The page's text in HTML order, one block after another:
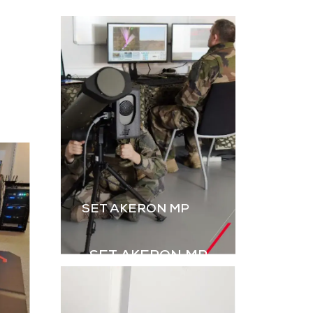
la
simulation est
essentielle. Le B2M-GR
de GDI Simulation,
enrichi par l’intégration
des grenades,
renforce le réalisme
des exercices Live.
Télécharger la
plaquette
SET AKERON MP
SET AKERON MP
pour l’entraînement